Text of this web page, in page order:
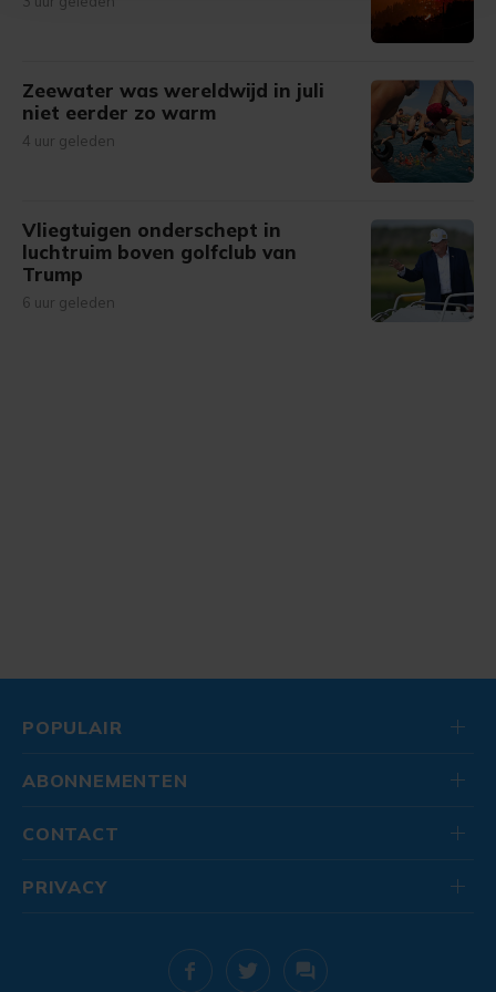
onze cookiepagina kun je ons cookiebeleid bekijken en je
Zeewater was wereldwijd in juli
niet eerder zo warm
4 uur geleden
Vliegtuigen onderschept in
luchtruim boven golfclub van
Trump
6 uur geleden
POPULAIR
ABONNEMENTEN
CONTACT
PRIVACY